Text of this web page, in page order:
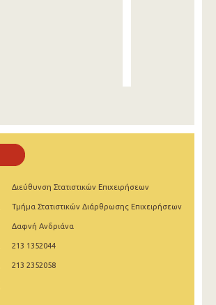
Διεύθυνση Στατιστικών Επιχειρήσεων
Τμήμα Στατιστικών Διάρθρωσης Επιχειρήσεων
Δαφνή Ανδριάνα
213 1352044
213 2352058